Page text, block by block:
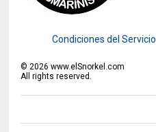
Condiciones del Servicio
© 2026 www.elSnorkel.com
All rights reserved.